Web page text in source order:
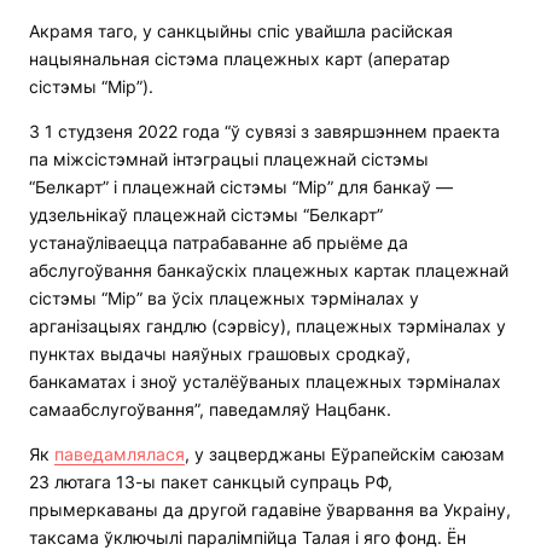
Акрамя таго, у санкцыйны спіс увайшла расійская
нацыянальная сістэма плацежных карт (аператар
сістэмы “Мір”).
З 1 студзеня 2022 года “ў сувязі з завяршэннем праекта
па міжсістэмнай інтэграцыі плацежнай сістэмы
“Белкарт” і плацежнай сістэмы “Мір” для банкаў —
удзельнікаў плацежнай сістэмы “Белкарт”
устанаўліваецца патрабаванне аб прыёме да
абслугоўвання банкаўскіх плацежных картак плацежнай
сістэмы “Мір” ва ўсіх плацежных тэрміналах у
арганізацыях гандлю (сэрвісу), плацежных тэрміналах у
пунктах выдачы наяўных грашовых сродкаў,
банкаматах і зноў усталёўваных плацежных тэрміналах
самаабслугоўвання”, паведамляў Нацбанк.
Як паведамлялася, у зацверджаны Еўрапейскім саюзам
23 лютага 13-ы пакет санкцый супраць РФ,
прымеркаваны да другой гадавіне ўварвання ва Украіну,
таксама ўключылі паралімпійца Талая і яго фонд. Ён